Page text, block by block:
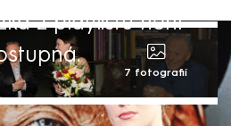
z playlistu není
7 fotografií
, Martina Jandová,